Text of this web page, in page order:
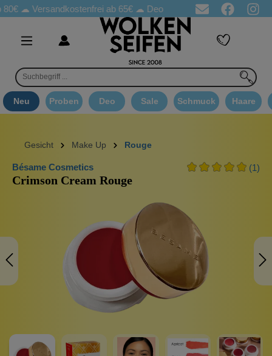
Versandkostenfrei ab 65€☁ Deo Proben in jeder Bestellung
Neu Proben Deo Sale Schmuck Haare
Gesicht Make Up Rouge
Bésame Cosmetics (1)
Crimson Cream Rouge